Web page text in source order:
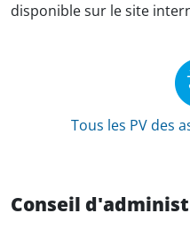
disponible sur le site
Tous les PV des
Conseil